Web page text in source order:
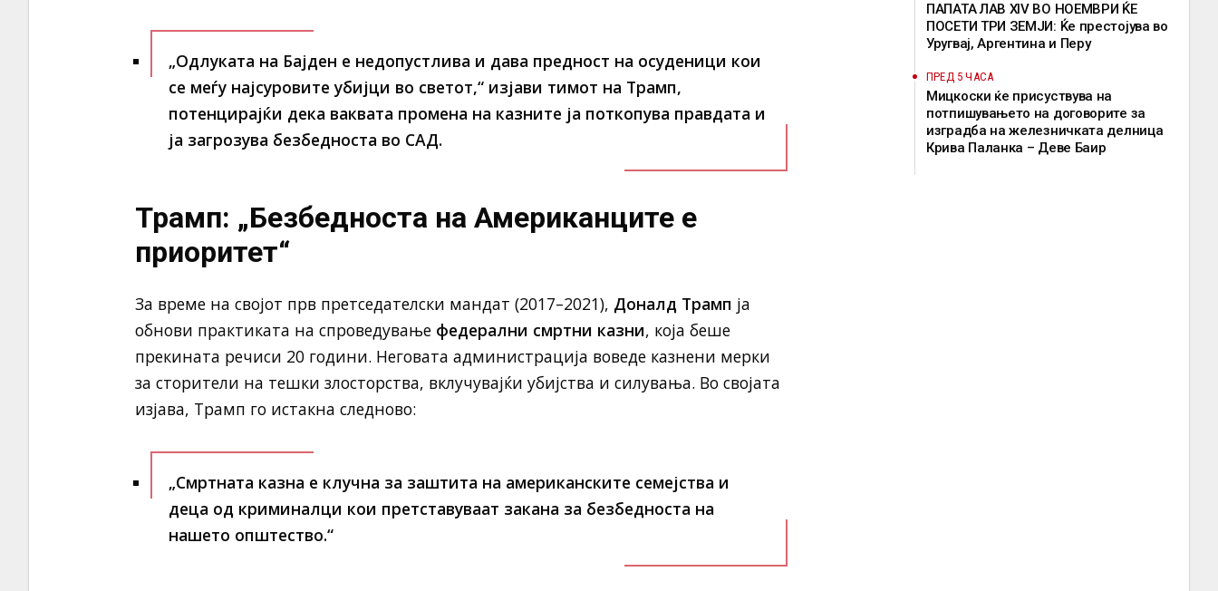
„Одлуката на Бајден е недопустлива и дава предност на осуденици кои
се меѓу најсуровите убијци во светот,“ изјави тимот на Трамп,
потенцирајќи дека ваквата промена на казните ја поткопува правдата и
ја загрозува безбедноста во САД.
Трамп: „Безбедноста на Американците е
приоритет“
За време на својот прв претседателски мандат (2017–2021), Доналд Трамп ја
обнови практиката на спроведување федерални смртни казни, која беше
прекината речиси 20 години. Неговата администрација воведе казнени мерки
за сторители на тешки злосторства, вклучувајќи убијства и силувања. Во својата
изјава, Трамп го истакна следново:
„Смртната казна е клучна за заштита на американските семејства и
деца од криминалци кои претставуваат закана за безбедноста на
нашето општество.“
ПАПАТА ЛАВ XIV ВО НОЕМВРИ ЌЕ
ПОСЕТИ ТРИ ЗЕМЈИ: Ќе престојува во
Уругвај, Аргентина и Перу
ПРЕД 5 ЧАСА
Мицкоски ќе присуствува на
потпишувањето на договорите за
изградба на железничката делница
Крива Паланка – Деве Баир